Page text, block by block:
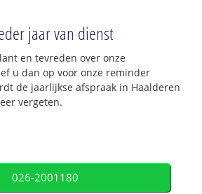
jaar van dienst
en tevreden over onze
u dan op voor onze reminder
de jaarlijkse afspraak in Haalderen
vergeten.
026-2001180